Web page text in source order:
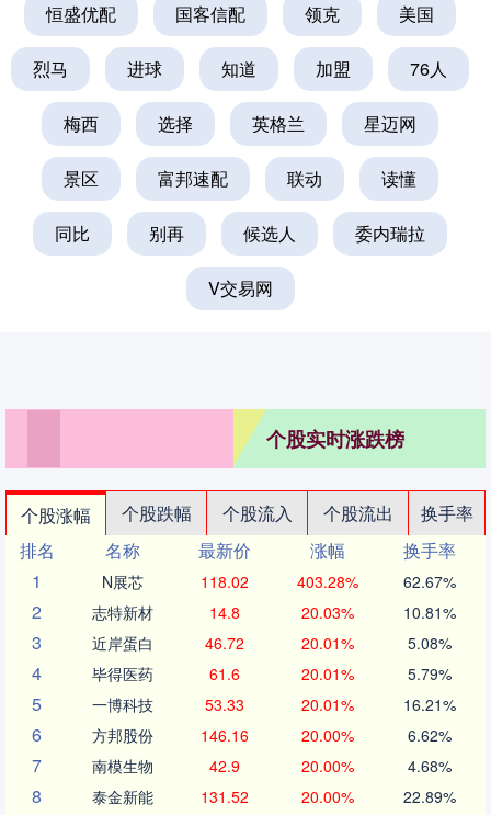
恒盛优配 国客信配 领克 美国
烈马 进球 知道 加盟 76人
梅西 选择 英格兰 星迈网
景区 富邦速配 联动 读懂
同比 别再 候选人 委内瑞拉
V交易网
个股实时涨跌榜
个股涨幅 个股跌幅 个股流入 个股流出
换手率
排名
名称 最新价 涨幅
换手率
1
N展芯 118.02 403.28% 62.67%
2 志特新材 14.8 20.03% 10.81%
3 近岸蛋白 46.72 20.01% 5.08%
4 毕得医药 61.6 20.01% 5.79%
5 一博科技 53.33 20.01% 16.21%
6 方邦股份 146.16 20.00% 6.62%
7 南模生物 42.9 20.00% 4.68%
8 泰金新能 131.52 20.00% 22.89%